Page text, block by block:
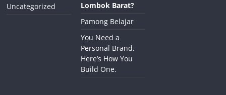
Uncategorized
Lombok Barat?
Pamong Belajar
You Need a
Personal Brand.
Here’s How You
Build One.